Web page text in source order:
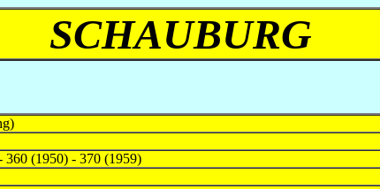
SCHAUBURG
360 (1950) - 370 (1959)